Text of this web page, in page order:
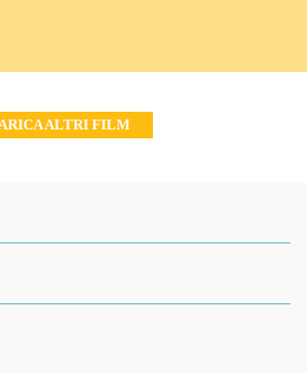
ALTRI FILM